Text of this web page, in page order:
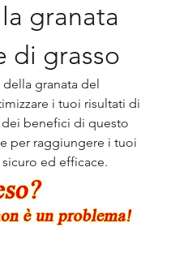
granata
di grasso
granata del
i tuoi risultati di
benefici di questo
per raggiungere i tuoi
ed efficace.